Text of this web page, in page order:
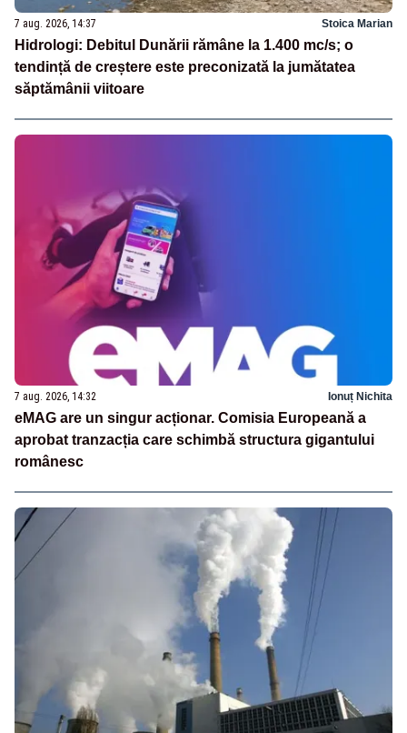
7 aug. 2026, 14:37 Stoica Marian
Hidrologi: Debitul Dunării rămâne la 1.400 mc/s; o
tendință de creștere este preconizată la jumătatea
săptămânii viitoare
7 aug. 2026, 14:32 Ionuț Nichita
eMAG are un singur acționar. Comisia Europeană a
aprobat tranzacția care schimbă structura gigantului
românesc